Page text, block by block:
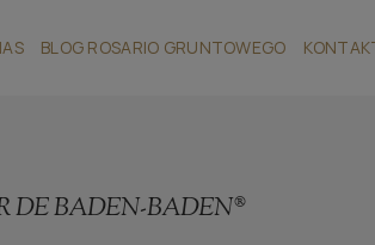
BLOG ROSARIO GRUNTOWEGO
DE BADEN-BADEN®